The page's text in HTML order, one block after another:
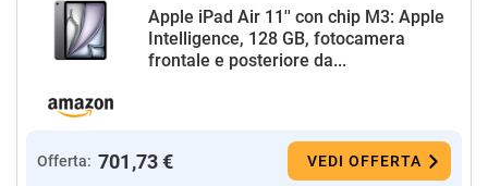
Apple iPad Air 11'' con chip M3: Apple
Intelligence, 128 GB, fotocamera
frontale e posteriore da...
Offerta: 701,73 € VEDI OFFERTA